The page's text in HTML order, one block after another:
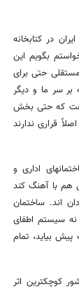
در کتابخانه
بگویم این
حتی برای
بر سر ما و دیگر
گفت که حتی بخش
قراری ندارند
اداری و
هم با آهنگ کند
اند. ساختمان
نه سیستم اطفای
بیاید، تمام
کوچکترین اثر